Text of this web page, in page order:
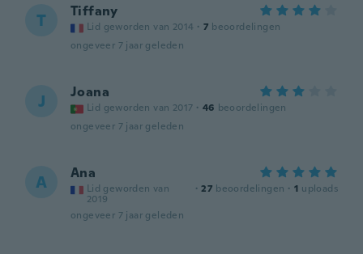
T Tiffany
Lid geworden van 2014 · 7 beoordelingen
ongeveer 7 jaar geleden
J Joana
Lid geworden van 2017 · 46 beoordelingen
ongeveer 7 jaar geleden
A Ana
Lid geworden van
2019
· 27 beoordelingen · 1 uploads
ongeveer 7 jaar geleden